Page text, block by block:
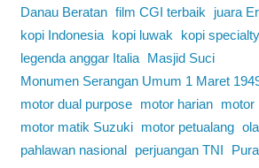
Danau Beratan film CGI terbaik
juara
kopi Indonesia
kopi luwak kopi specialty
legenda anggar Italia
Masjid Suci
Monumen Serangan Umum 1 Maret
motor dual purpose
motor harian
motor
motor matik Suzuki
motor petualang
pahlawan nasional
perjuangan TNI